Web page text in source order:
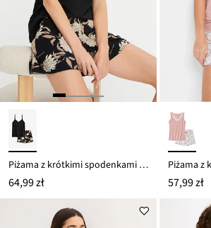
Piżama z krótkimi spodenkami z czystej bawełny
64,99 zł 57,99 zł